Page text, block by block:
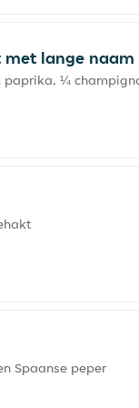
met lange naam
¼
Spaanse peper